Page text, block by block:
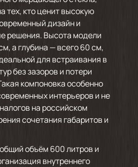
тех, кто ценит высокую
дизайн и
решения. Высота модели
а глубина — всего 60 см,
для встраивания в
без зазоров и потери
компоновка особенно
интерьеров и не
на российском
сочетания габаритов и
объём 600 литров и
внутреннего